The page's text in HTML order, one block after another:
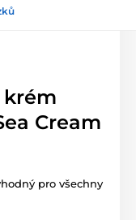
krém
Cream
pro všechny